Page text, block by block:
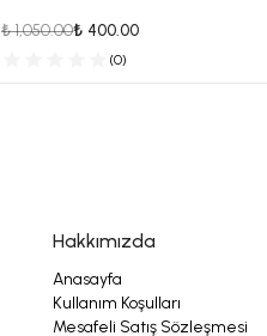
₺ 1,050.00₺ 400.00
(0)
Hakkımızda
Anasayfa
Kullanım Koşulları
Mesafeli Satış Sözleşmesi